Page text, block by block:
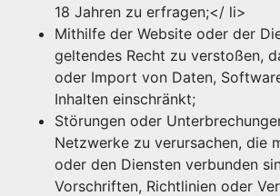
18 Jahren zu erfragen;</ li>
Mithilfe der Website oder der
geltendes Recht zu verstoßen,
oder Import von Daten,
Inhalten einschränkt;
Störungen oder
Netzwerke zu verursachen, die
oder den Diensten verbunden
Vorschriften, Richtlinien oder